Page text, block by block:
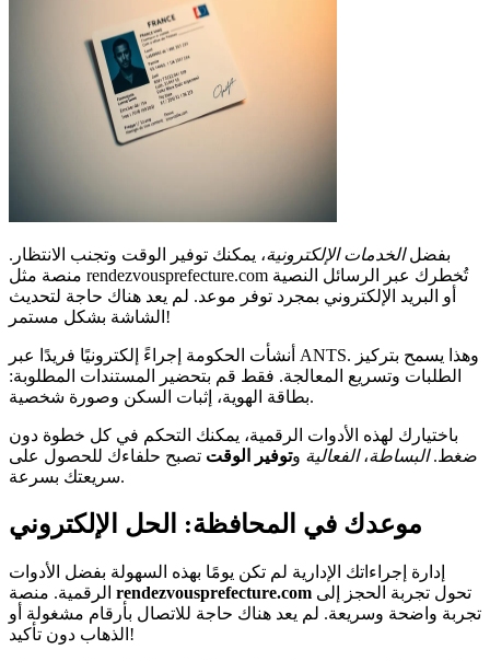
بفضلالخدمات الإلكترونية، يمكنك توفير الوقت وتجنب الانتظار.
منصة مثل rendezvousprefecture.com تُخطرك عبر الرسائل النصية
أو البريد الإلكتروني بمجرد توفر موعد. لم يعد هناك حاجة لتحديث
الشاشة بشكل مستمر!
أنشأت الحكومة إجراءً إلكترونيًا فريدًا عبر ANTS. وهذا يسمح بتركيز
الطلبات وتسريع المعالجة. فقط قم بتحضير المستندات المطلوبة:
بطاقة الهوية، إثبات السكن وصورة شخصية.
باختيارك لهذه الأدوات الرقمية، يمكنك التحكم في كل خطوة دون
ضغط.البساطة،الفعالية وتوفير الوقت تصبح حلفاءك للحصول على
سريعتك بسرعة.
موعدك في المحافظة: الحل الإلكتروني
إدارة إجراءاتك الإدارية لم تكن يومًا بهذه السهولة بفضل الأدوات
rendezvousprefecture.com
تجربة واضحة وسريعة. لم يعد هناك حاجة للاتصال بأرقام مشغولة أو
الذهاب دون تأكيد!